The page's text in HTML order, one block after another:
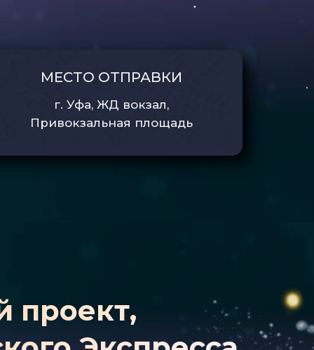
МЕСТО ОТПРАВКИ
г. Уфа, ЖД вокзал,
Привокзальная площадь
проект,